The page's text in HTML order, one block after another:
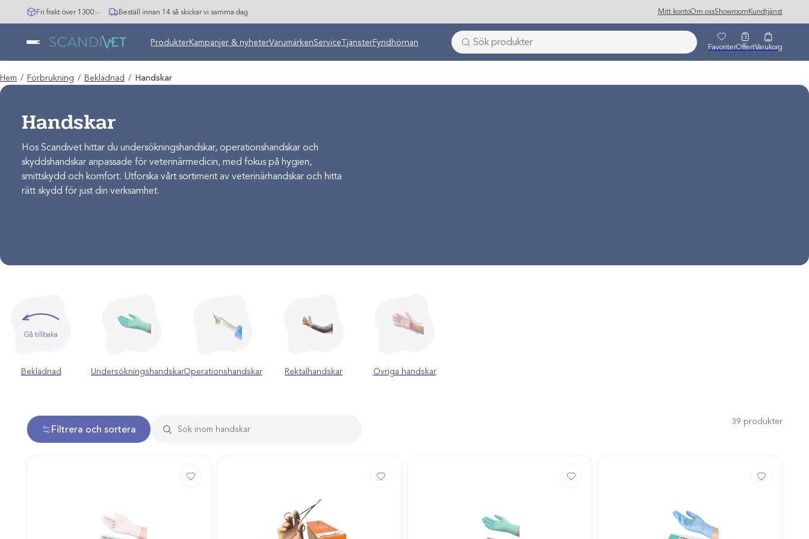
Hoppa
till
Fri frakt över 1300:- Beställ innan 14 så skickar vi samma dag Mitt kontoOm ossShowroom Kundtjänst
ProdukterKampanjer & nyheterVarumärkenServiceTjänsterFyndhörnan FavoriterOffertVarukorg
Hem / Förbrukning / Beklädnad / Handskar
Handskar
Hos Scandivet hittar du undersökningshandskar, operationshandskar och
skyddshandskar anpassade för veterinärmedicin, med fokus på hygien,
smittskydd och komfort. Utforska vårt sortiment av veterinärhandskar och hitta
rätt skydd för just din verksamhet.
Gå tillbaka
Beklädnad UndersökningshandskarOperationshandskar Rektalhandskar Övriga handskar
Filtrera och sortera
39 produkter